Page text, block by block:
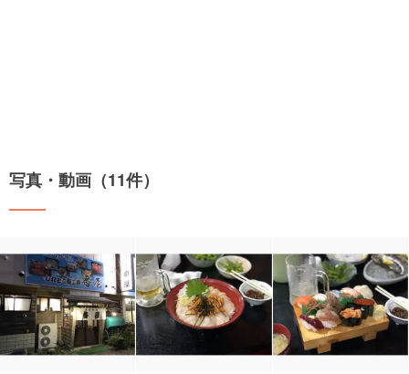
写真・動画（11件）